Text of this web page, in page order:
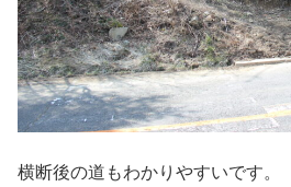
横断後の道もわかりやすいです。